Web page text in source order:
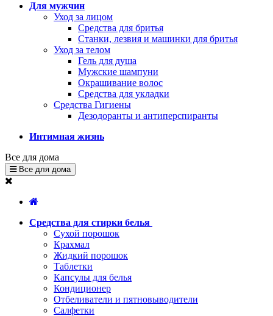
Для мужчин
Уход за лицом
Средства для бритья
Станки, лезвия и машинки для бритья
Уход за телом
Гель для душа
Мужские шампуни
Окрашивание волос
Средства для укладки
Средства Гигиены
Дезодоранты и антиперспиранты
Интимная жизнь
Все для дома
Все для дома
Средства для стирки белья
Сухой порошок
Крахмал
Жидкий порошок
Таблетки
Капсулы для белья
Кондиционер
Отбеливатели и пятновыводители
Салфетки